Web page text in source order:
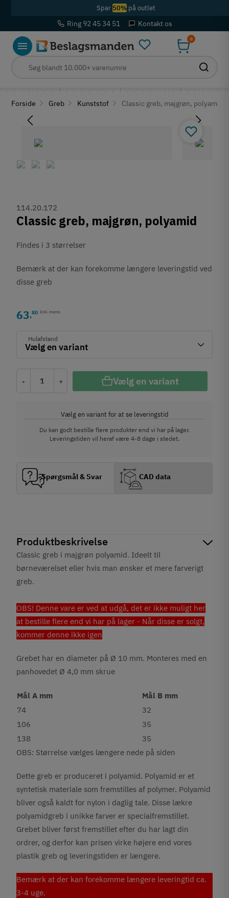
Spar 50%på outlet
Ring 92 45 34 51 Kontakt os
0
Forside Greb Kunststof Classic greb, majgrøn, polyamid
Produktbeskrivelse
Classic greb i majgrøn polyamid. Ideelt til
børneværelset eller hvis man ønsker et mere farverigt
greb.
OBS! Denne vare er ved at udgå, det er ikke muligt her
at bestille flere end vi har på lager - Når disse er solgt,
kommer denne ikke igen
Grebet har en diameter på Ø 10 mm. Monteres med en
panhovedet Ø 4,0 mm skrue
Mål A mm
Mål B mm
74
32
106
35
138
35
OBS: Størrelse vælges længere nede på siden
Dette greb er produceret i polyamid. Polyamid er et
syntetisk materiale som fremstilles af polymer. Polyamid
bliver også kaldt for nylon i daglig tale. Disse lækre
polyamidgreb i unikke farver er specialfremstillet.
Grebet bliver først fremstillet efter du har lagt din
ordrer, og derfor kan prisen virke højere end vores
plastik greb og leveringstiden er længere.
Bemærk at der kan forekomme længere leveringtid ca.
3-4 uge.
114.20.172
Classic greb, majgrøn, polyamid
Findes i 3 størrelser
Bemærk at der kan forekomme længere leveringstid ved
disse greb
63,80 Inkl. moms
Hulafstand
- + Vælg en variant
Vælg en variant for at se leveringstid
Du kan godt bestille flere produkter end vi har på lager.
Leveringstiden vil heraf være 4-8 dage i stedet.
Spørgsmål & Svar CAD data